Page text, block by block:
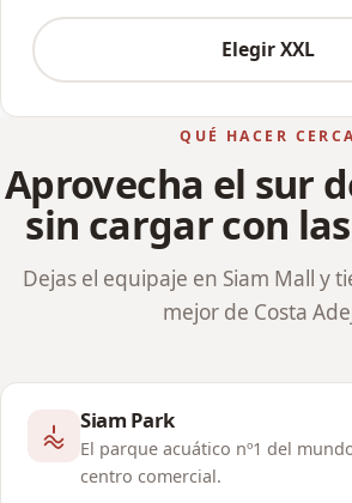
Elegir XXL
QUÉ HACER
Aprovecha el sur
sin cargar con
Dejas el equipaje en Siam Mall y
mejor de Costa
Siam Park
El parque acuático nº1 del
centro comercial.